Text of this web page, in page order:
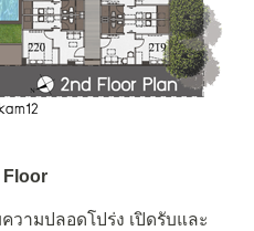
Floor
วามปลอดโปร่ง เปิดรับและ